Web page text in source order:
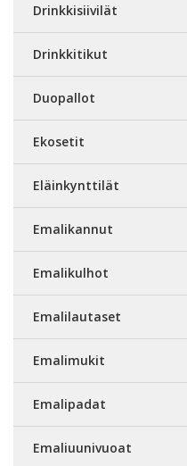
Drinkkisiivilät
Drinkkitikut
Duopallot
Ekosetit
Eläinkynttilät
Emalikannut
Emalikulhot
Emalilautaset
Emalimukit
Emalipadat
Emaliuunivuoat